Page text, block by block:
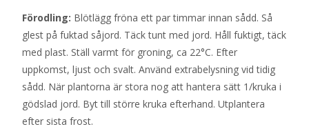
Förodling: Blötlägg fröna ett par timmar innan sådd. Så
glest på fuktad såjord. Täck tunt med jord. Håll fuktigt, täck
med plast. Ställ varmt för groning, ca 22°C. Efter
uppkomst, ljust och svalt. Använd extrabelysning vid tidig
sådd. När plantorna är stora nog att hantera sätt 1/kruka i
gödslad jord. Byt till större kruka efterhand. Utplantera
efter sista frost.